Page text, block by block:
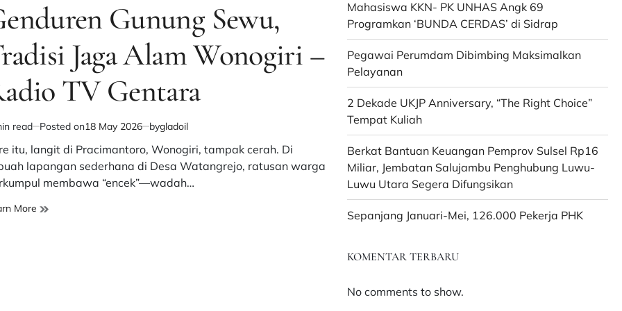
Gunung Sewu,
Jaga Alam Wonogiri –
TV Gentara
read Posted on18 May 2026 bygladoil
itu, langit di Pracimantoro, Wonogiri, tampak cerah. Di
lapangan sederhana di Desa Watangrejo, ratusan warga
membawa “encek”—wadah…
More Genduren
Mahasiswa KKN- PK UNHAS Angk 69
Programkan ‘BUNDA CERDAS’ di Sidrap
Pegawai Perumdam Dibimbing Maksimalkan
Pelayanan
2 Dekade UKJP Anniversary, “The Right Choice”
Tempat Kuliah
Berkat Bantuan Keuangan Pemprov Sulsel Rp16
Miliar, Jembatan Salujambu Penghubung Luwu-
Luwu Utara Segera Difungsikan
Sepanjang Januari-Mei, 126.000 Pekerja PHK
KOMENTAR TERBARU
No comments to show.